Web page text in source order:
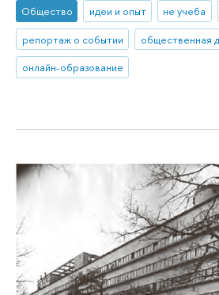
Общество идеи и опыт не учеба
репортаж о событии
общественная
онлайн-образование